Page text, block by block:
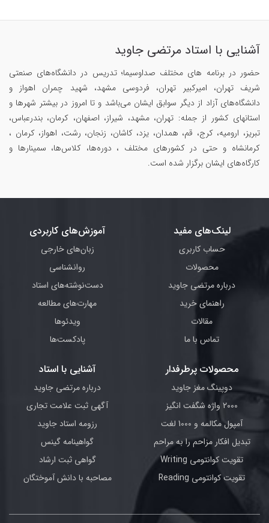
آشنایی با استاد مرتضی جاوید
حضور در برنامه های مختلف صداوسیما؛ تدریس در دانشگاه‌های صنعتی
شریف تهران، امیرکبیر تهران، فردوسی مشهد، شهید چمران اهواز و
دانشگاه‌های آزاد از دیگر سوابق ایشان می‌باشد و تا امروز در بیشتر شهرها و
استانهای کشور از جمله: تهران، مشهد، شیراز، اصفهان، کرمان، بندرعباس،
تبریز، ارومیه، کرج، قم، همدان، یزد، کاشان، زنجان، رشت، اهواز، کرمان ،
کرمانشاه و حتی در کشورهای مختلف ، دوره‌ها، کلاس‌ها، سمینار‌ها و
کارگاه‌های ایشان برگزار شده است.
لینک‌های مفید
حساب کاربری
محصولات
درباره مرتضی جاوید
راهنمای خرید
مقالات
تماس با ما
آموزش‌های کاربردی
زبان‌های خارجی
روانشناسی
دست‌نوشته‌های استاد
مهارت‌های مطالعه
ویدئوها
پادکست‌ها
محصولات پرطرفدار
دوپینگ مغز جاوید
2000 واژه شگفت انگیز
آمپول مکالمه و 1000 لغت
تبدیل افکار مزاحم را به مراحم
تقویت کوانتومی Writing
تقویت کوانتومی Reading
آشنایی با استاد
درباره مرتضی جاوید
آگهی ثبت علامت تجاری
رزومه استاد جاوید
گواهینامه گینس
گواهی ثبت ارشاد
مصاحبه با دانش آموختگان